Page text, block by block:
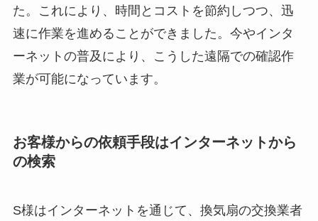
た。これにより、時間とコストを節約しつつ、迅
速に作業を進めることができました。今やインタ
ーネットの普及により、こうした遠隔での確認作
業が可能になっています。
お客様からの依頼手段はインターネットから
の検索
S様はインターネットを通じて、換気扇の交換業者